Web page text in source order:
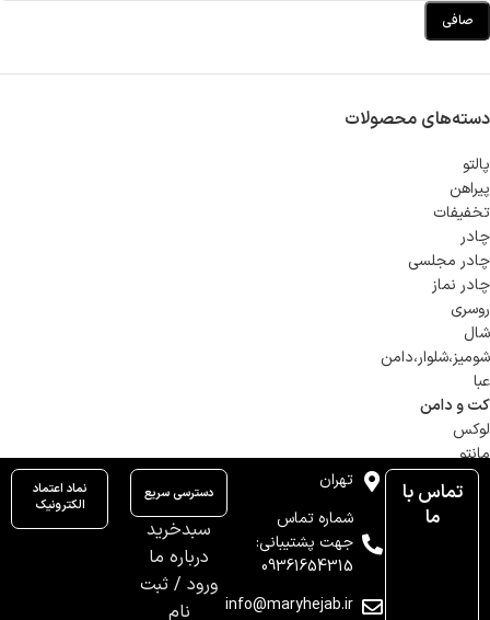
صافی
دسته‌های محصولات
پالتو
پیراهن
تخفیفات
چادر
چادر مجلسی
چادر نماز
روسری
شال
شوميز،شلوار،دامن
عبا
کت و دامن
لوکس
مانتو
تماس با
ما
تهران
شماره تماس
جهت پشتیبانی:
09361654315
info@maryhejab.ir
دسترسی سریع
سبدخرید
درباره ما
ورود / ثبت
نام
نماد اعتماد
الکترونیک